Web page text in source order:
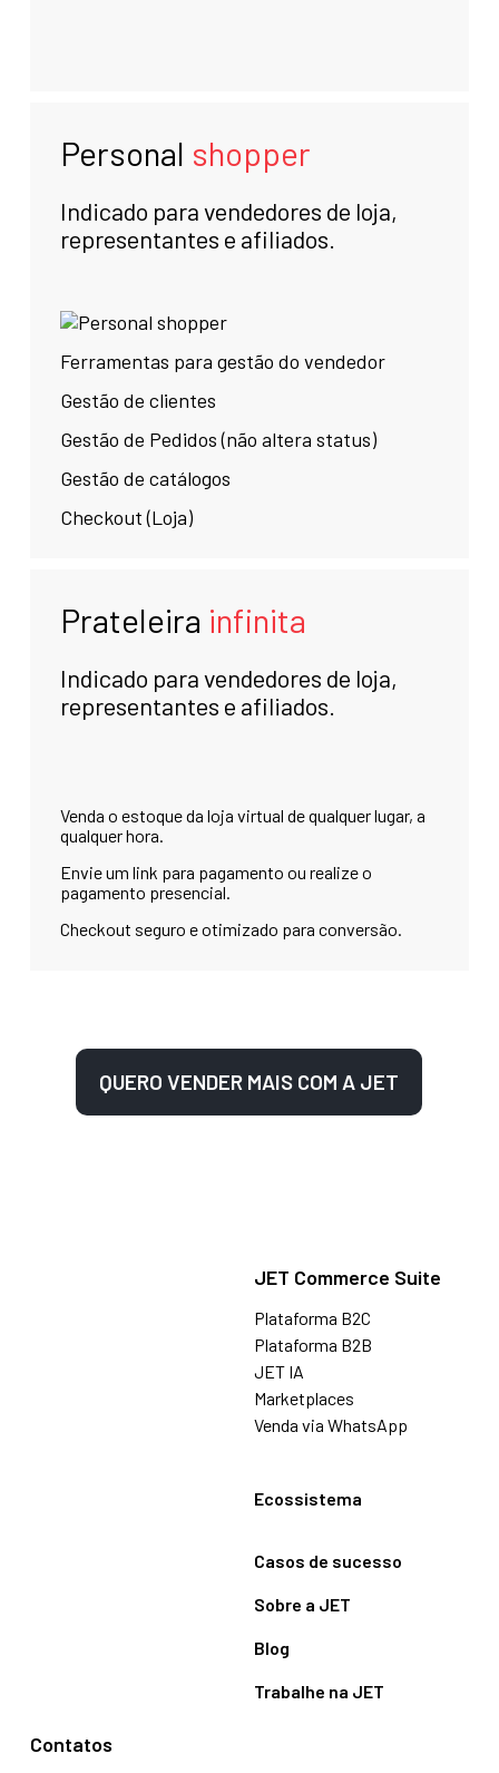
Personal shopper
Indicado para vendedores de loja,
representantes e afiliados.
Ferramentas para gestão do vendedor
Gestão de clientes
Gestão de Pedidos (não altera status)
Gestão de catálogos
Checkout (Loja)
Prateleira infinita
Indicado para vendedores de loja,
representantes e afiliados.
Venda o estoque da loja virtual de qualquer lugar, a
qualquer hora.
Envie um link para pagamento ou realize o
pagamento presencial.
Checkout seguro e otimizado para conversão.
QUERO VENDER MAIS COM A JET
JET Commerce Suite
Plataforma B2C
Plataforma B2B
JET IA
Marketplaces
Venda via WhatsApp
Ecossistema
Casos de sucesso
Sobre a JET
Blog
Trabalhe na JET
Contatos